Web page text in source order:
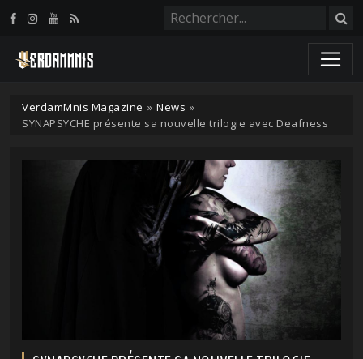
VerdamMnis Magazine » News »
SYNAPSYCHE présente sa nouvelle trilogie avec Deafness
Panneau de gestion des cookies